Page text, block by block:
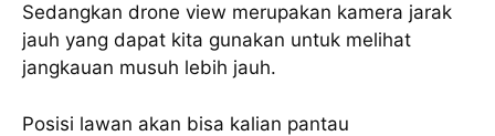
Sedangkan drone view merupakan kamera jarak
jauh yang dapat kita gunakan untuk melihat
jangkauan musuh lebih jauh.
Posisi lawan akan bisa kalian pantau